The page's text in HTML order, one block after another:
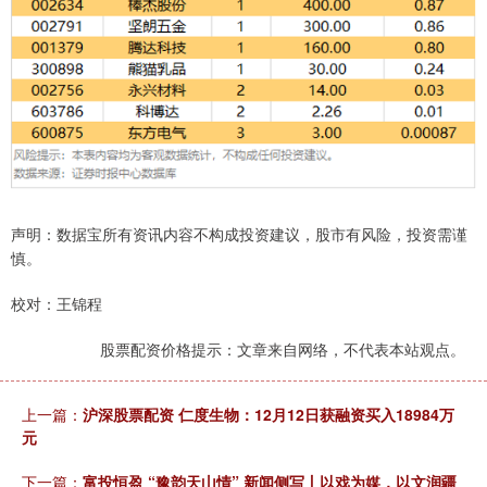
声明：数据宝所有资讯内容不构成投资建议，股市有风险，投资需谨
慎。
校对：王锦程
股票配资价格提示：文章来自网络，不代表本站观点。
上一篇： 沪深股票配资 仁度生物：12月12日获融资买入18984万
元
下一篇： 富投恒盈 “豫韵天山情” 新闻侧写丨以戏为媒，以文润疆